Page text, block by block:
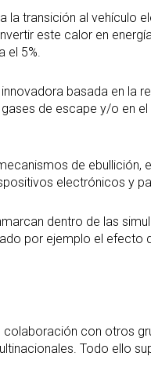
transición al vehículo
este calor en
5%.
basada en la
de escape y/o en
de
electrónicos y
dentro de las
por ejemplo el
con otros
Todo ello